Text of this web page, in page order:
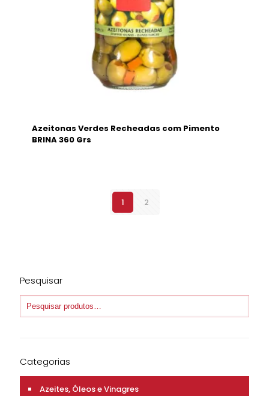
Azeitonas Verdes Recheadas com Pimento
BRINA 360 Grs
1 2
Pesquisar
Categorias
Azeites, Óleos e Vinagres